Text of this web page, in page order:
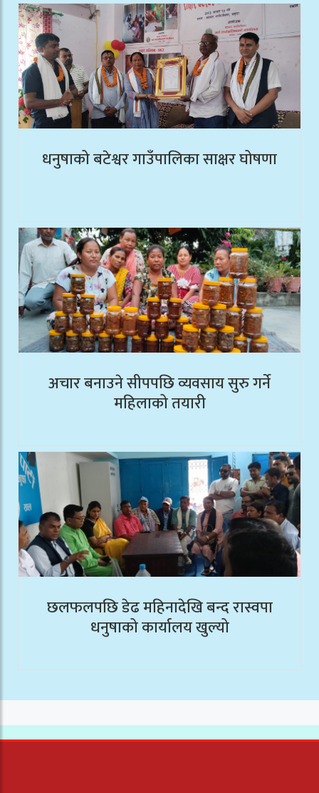
धनुषाको बटेश्वर गाउँपालिका साक्षर घोषणा
अचार बनाउने सीपपछि व्यवसाय सुरु गर्ने
महिलाको तयारी
छलफलपछि डेढ महिनादेखि बन्द रास्वपा
धनुषाको कार्यालय खुल्यो